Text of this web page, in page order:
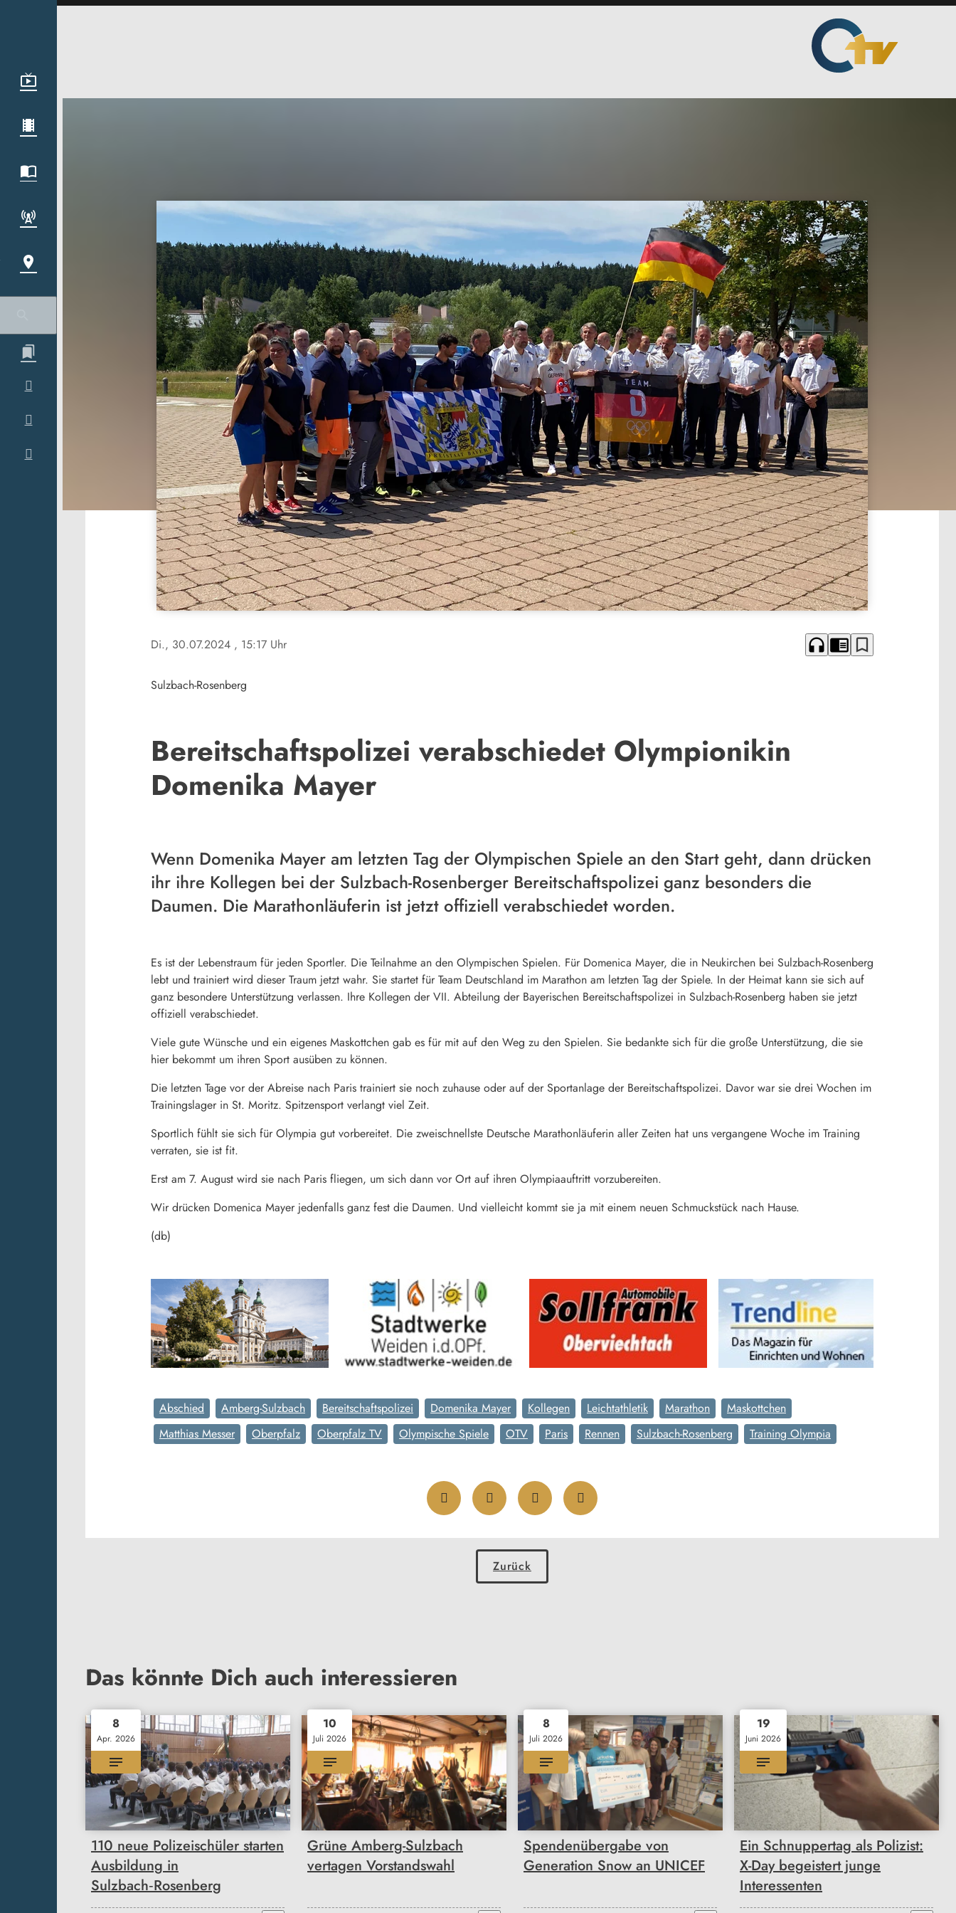
Di., 30.07.2024 , 15:17 Uhr headphones chrome_reader_mode bookmark_border
Sulzbach-Rosenberg
Bereitschaftspolizei verabschiedet Olympionikin
Domenika Mayer
Wenn Domenika Mayer am letzten Tag der Olympischen Spiele an den Start geht, dann drücken
ihr ihre Kollegen bei der Sulzbach-Rosenberger Bereitschaftspolizei ganz besonders die
Daumen. Die Marathonläuferin ist jetzt offiziell verabschiedet worden.
Es ist der Lebenstraum für jeden Sportler. Die Teilnahme an den Olympischen Spielen. Für Domenica Mayer, die in Neukirchen bei Sulzbach-Rosenberg
lebt und trainiert wird dieser Traum jetzt wahr. Sie startet für Team Deutschland im Marathon am letzten Tag der Spiele. In der Heimat kann sie sich auf
ganz besondere Unterstützung verlassen. Ihre Kollegen der VII. Abteilung der Bayerischen Bereitschaftspolizei in Sulzbach-Rosenberg haben sie jetzt
offiziell verabschiedet.
Viele gute Wünsche und ein eigenes Maskottchen gab es für mit auf den Weg zu den Spielen. Sie bedankte sich für die große Unterstützung, die sie
hier bekommt um ihren Sport ausüben zu können.
Die letzten Tage vor der Abreise nach Paris trainiert sie noch zuhause oder auf der Sportanlage der Bereitschaftspolizei. Davor war sie drei Wochen im
Trainingslager in St. Moritz. Spitzensport verlangt viel Zeit.
Sportlich fühlt sie sich für Olympia gut vorbereitet. Die zweischnellste Deutsche Marathonläuferin aller Zeiten hat uns vergangene Woche im Training
verraten, sie ist fit.
Erst am 7. August wird sie nach Paris fliegen, um sich dann vor Ort auf ihren Olympiaauftritt vorzubereiten.
Wir drücken Domenica Mayer jedenfalls ganz fest die Daumen. Und vielleicht kommt sie ja mit einem neuen Schmuckstück nach Hause.
(db)
Abschied Amberg-Sulzbach Bereitschaftspolizei Domenika Mayer Kollegen Leichtathletik Marathon
Maskottchen
Matthias Messer
Oberpfalz Oberpfalz TV Olympische Spiele OTV Paris Rennen Sulzbach-Rosenberg Training Olympia
Zurück
Das könnte Dich auch interessieren
8
Apr. 2026
110 neue Polizeischüler starten
Ausbildung in
Sulzbach‑Rosenberg
10
Juli 2026
Grüne Amberg-Sulzbach
vertagen Vorstandswahl
8
Juli 2026
Spendenübergabe von
Generation Snow an UNICEF
19
Juni 2026
Ein Schnuppertag als Polizist:
X-Day begeistert junge
Interessenten